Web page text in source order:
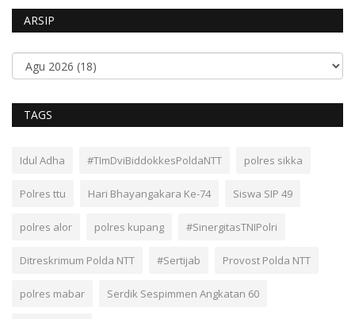
ARSIP
TAGS
Idul Adha #TImDviBiddokkesPoldaNTT polres sikka
Polres ttu Hari Bhayangakara Ke-74 Siswa SIP 49
polres alor polres kupang #SinergitasTNIPolri
Ditreskrimum Polda NTT #Sertijab Provost Polda NTT
polres mabar Serdik Sespimmen Angkatan 60